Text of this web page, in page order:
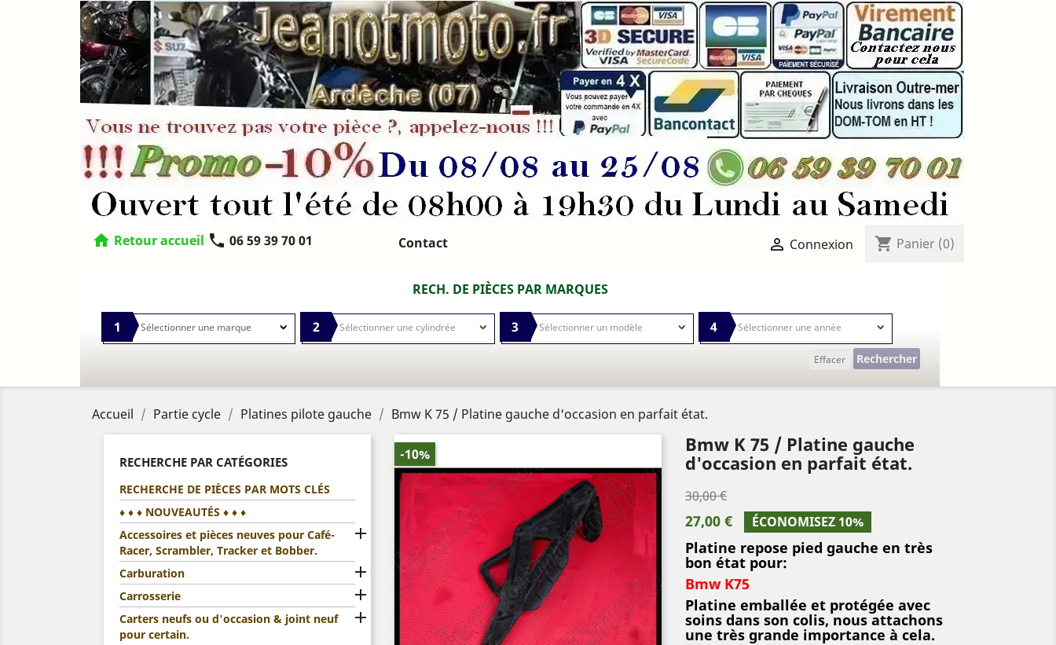
home Retour accueil phone 06 59 39 70 01 Contact  Connexion shopping_cart Panier (0)
RECH. DE PIÈCES PAR MARQUES
1 2 3 4
Effacer Rechercher
Accueil Partie cycle Platines pilote gauche Bmw K 75 / Platine gauche d'occasion en parfait état.
RECHERCHE PAR CATÉGORIES
RECHERCHE DE PIÈCES PAR MOTS CLÉS
♦ ♦ ♦ NOUVEAUTÉS ♦ ♦ ♦
Accessoires et pièces neuves pour Café-
Racer, Scrambler, Tracker et Bobber.

Carburation 
Carrosserie 
Carters neufs ou d'occasion & joint neuf
pour certain.

-10%
Bmw K 75 / Platine gauche
d'occasion en parfait état.
30,00 €
27,00 € ÉCONOMISEZ 10%
Platine repose pied gauche en très
bon état pour:
Bmw K75
Platine emballée et protégée avec
soins dans son colis, nous attachons
une très grande importance à cela.